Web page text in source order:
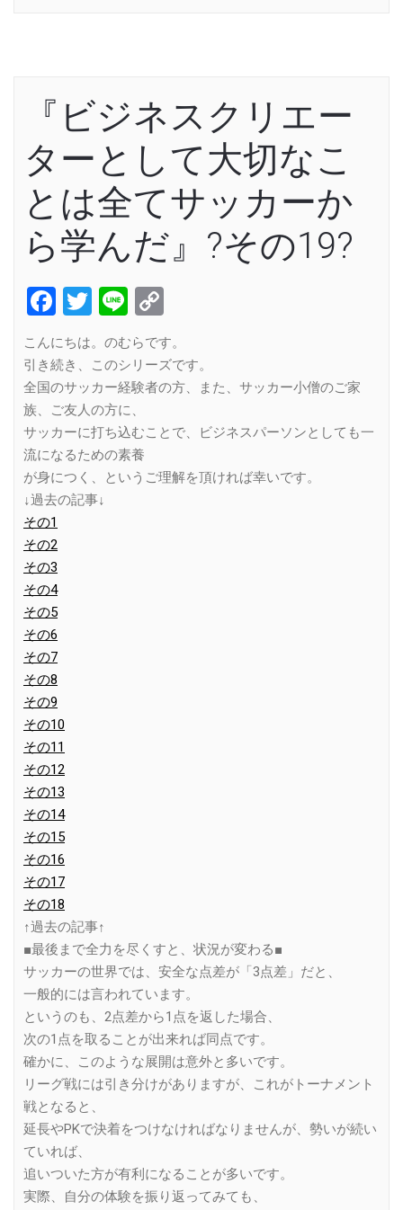
『ビジネスクリエー
ターとして大切なこ
とは全てサッカーか
ら学んだ』?その19?
Facebook
Twitter
Line
Link
こんにちは。のむらです。
引き続き、このシリーズです。
全国のサッカー経験者の方、また、サッカー小僧のご家
族、ご友人の方に、
サッカーに打ち込むことで、ビジネスパーソンとしても一
流になるための素養
が身につく、というご理解を頂ければ幸いです。
↓過去の記事↓
その1
その2
その3
その4
その5
その6
その7
その8
その9
その10
その11
その12
その13
その14
その15
その16
その17
その18
↑過去の記事↑
■最後まで全力を尽くすと、状況が変わる■
サッカーの世界では、安全な点差が「3点差」だと、
一般的には言われています。
というのも、2点差から1点を返した場合、
次の1点を取ることが出来れば同点です。
確かに、このような展開は意外と多いです。
リーグ戦には引き分けがありますが、これがトーナメント
戦となると、
延長やPKで決着をつけなければなりませんが、勢いが続い
ていれば、
追いついた方が有利になることが多いです。
実際、自分の体験を振り返ってみても、